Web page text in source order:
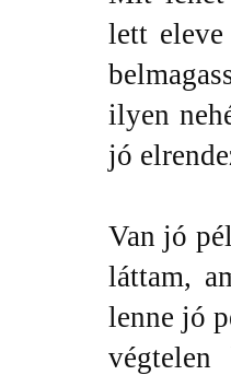
lett eleve
ilyen
jó
Van jó
láttam,
lenne jó